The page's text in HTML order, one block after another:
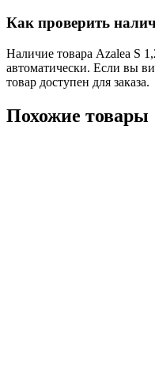
Как проверить
Наличие товара Azalea S
автоматически. Если вы
товар доступен для заказа.
Похожие товары